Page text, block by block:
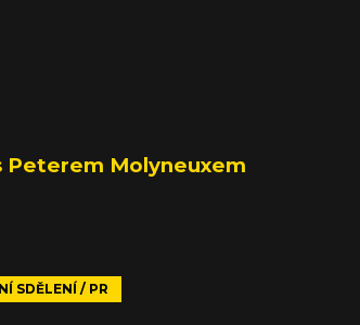
Peterem Molyneuxem
SDĚLENÍ / PR